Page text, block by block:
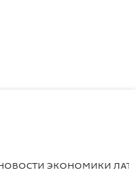
ЭКОНОМИКИ